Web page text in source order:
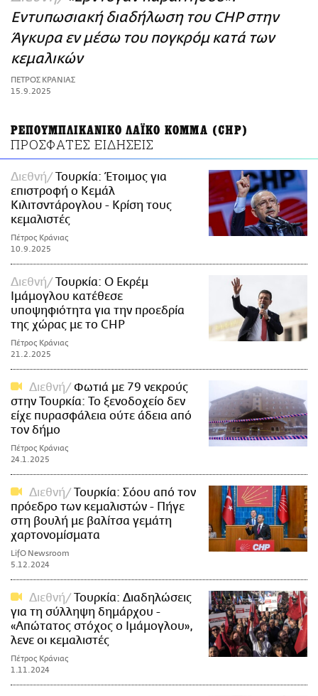
ΑΜΠΑ
PRINT
Εντυπωσιακή διαδήλωση του CHP στην
Άγκυρα εν μέσω του πογκρόμ κατά των
κεμαλικών
ΠΕΤΡΟΣ ΚΡΑΝΙΑΣ
15.9.2025
ΡΕΠΟΥΜΠΛΙΚΑΝΙΚΟ ΛΑΪΚΟ ΚΟΜΜΑ (CHP)
ΠΡΟΣΦΑΤΕΣ ΕΙΔΗΣΕΙΣ
Διεθνή
Τουρκία: Έτοιμος για
επιστροφή ο Κεμάλ
Κιλιτσντάρογλου - Κρίση τους
κεμαλιστές
Πέτρος Κράνιας
10.9.2025
Διεθνή
Τουρκία: Ο Εκρέμ
Ιμάμογλου κατέθεσε
υποψηφιότητα για την προεδρία
της χώρας με το CHP
Πέτρος Κράνιας
21.2.2025
Διεθνή
Φωτιά με 79 νεκρούς
στην Τουρκία: Το ξενοδοχείο δεν
είχε πυρασφάλεια ούτε άδεια από
τον δήμο
Πέτρος Κράνιας
24.1.2025
Διεθνή
Τουρκία: Σόου από τον
πρόεδρο των κεμαλιστών - Πήγε
στη βουλή με βαλίτσα γεμάτη
χαρτονομίσματα
LifO Newsroom
5.12.2024
Διεθνή
Τουρκία: Διαδηλώσεις
για τη σύλληψη δημάρχου -
«Απώτατος στόχος ο Ιμάμογλου»,
λενε οι κεμαλιστές
Πέτρος Κράνιας
1.11.2024